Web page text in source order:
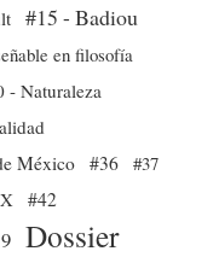
#15 - Badiou
en filosofía
- Naturaleza
México #36 #37
#42
Dossier